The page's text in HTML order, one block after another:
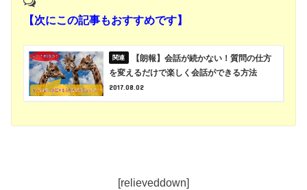
【次にこの記事もおすすめです】
【朗報】会話が続かない！質問の仕方
を変えるだけで楽しく会話ができる方法
2017.08.02
[relieveddown]